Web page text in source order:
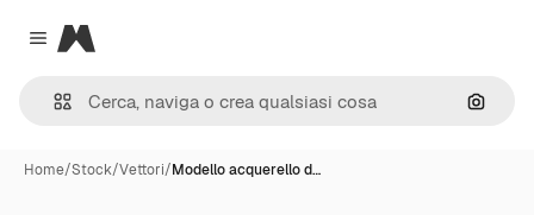
Close menu
Magnific
Cerca
Home/Stock/Vettori/Modello acquerello d…